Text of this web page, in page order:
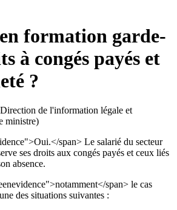
formation garde-
à congés payés et
?
de l'information légale et
ministre)
span> Le salarié du secteur
ses droits aux congés payés et ceux liés
absence.
span> le cas
des situations suivantes :